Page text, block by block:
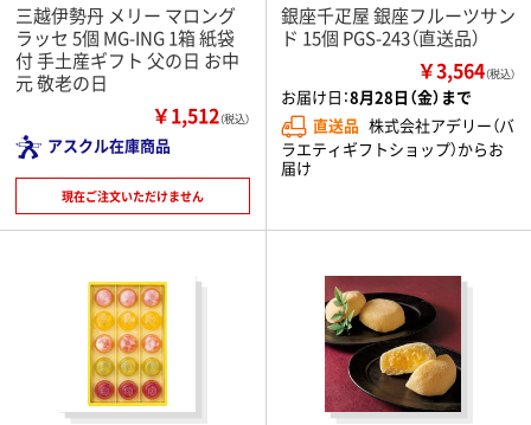
三越伊勢丹 メリー マロング
ラッセ 5個 MG-ING 1箱 紙袋
付 手土産ギフト 父の日 お中
元 敬老の日
￥1,512（税込）
アスクル在庫商品
現在ご注文いただけません
銀座千疋屋 銀座フルーツサン
ド 15個 PGS-243（直送品）
￥3,564（税込）
お届け日：8月28日（金）まで
直送品 株式会社アデリー（バ
ラエティギフトショップ）からお
届け